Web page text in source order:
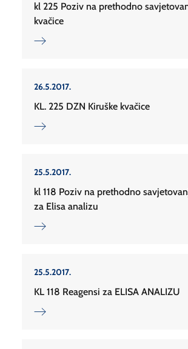
kl 225 Poziv na prethodno
kvačice
26.5.2017.
KL. 225 DZN Kiruške kvačice
25.5.2017.
kl 118 Poziv na prethodno
za Elisa analizu
25.5.2017.
KL 118 Reagensi za ELISA ANALIZU